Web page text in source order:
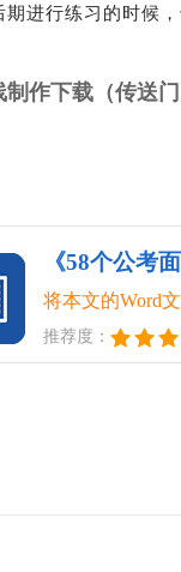
期进行练习的时候
制作下载（传送
将本文的Word
推荐度：